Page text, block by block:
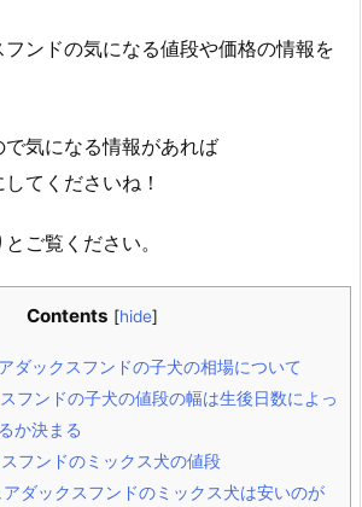
フンドの気になる値段や価格の情報を
気になる情報があれば
てくださいね！
ご覧ください。
Contents [hide]
ダックスフンドの子犬の相場について
フンドの子犬の値段の幅は生後日数によっ
か決まる
フンドのミックス犬の値段
ダックスフンドのミックス犬は安いのが